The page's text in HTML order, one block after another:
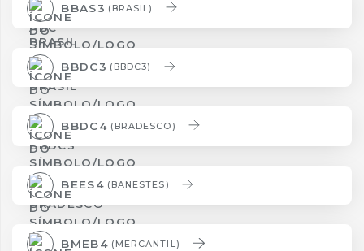
BBAS3 (BRASIL)
BBDC3 (BBDC3)
BBDC4 (BRADESCO)
BEES4 (BANESTES)
BMEB4 (MERCANTIL)